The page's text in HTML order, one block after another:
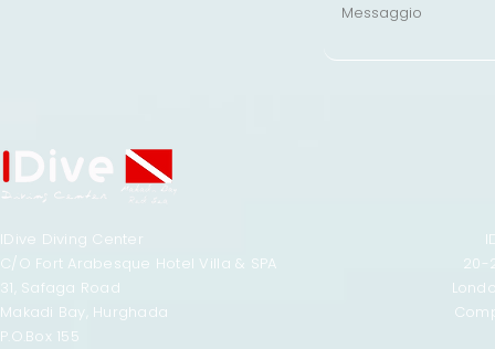
IDive Diving Center
C/O Fort Arabesque Hotel Villa & SPA
31, Safaga Road
Makadi Bay, Hurghada
P.O.Box 155
20-